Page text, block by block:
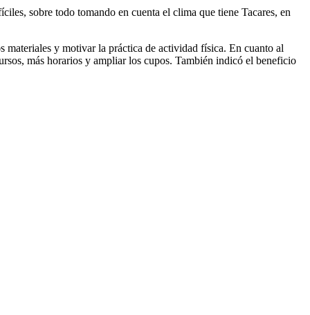
sobre todo tomando en cuenta el clima que tiene Tacares, en
materiales y motivar la práctica de actividad física. En cuanto al
más horarios y ampliar los cupos. También indicó el beneficio